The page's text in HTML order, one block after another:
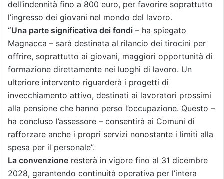
dell’indennità fino a 800 euro, per favorire soprattutto
l’ingresso dei giovani nel mondo del lavoro.
“Una parte significativa dei fondi – ha spiegato
Magnacca – sarà destinata al rilancio dei tirocini per
offrire, soprattutto ai giovani, maggiori opportunità di
formazione direttamente nei luoghi di lavoro. Un
ulteriore intervento riguarderà i progetti di
invecchiamento attivo, destinati ai lavoratori prossimi
alla pensione che hanno perso l’occupazione. Questo –
ha concluso l’assessore – consentirà ai Comuni di
rafforzare anche i propri servizi nonostante i limiti alla
spesa per il personale”.
La convenzione resterà in vigore fino al 31 dicembre
2028, garantendo continuità operativa per l’intera